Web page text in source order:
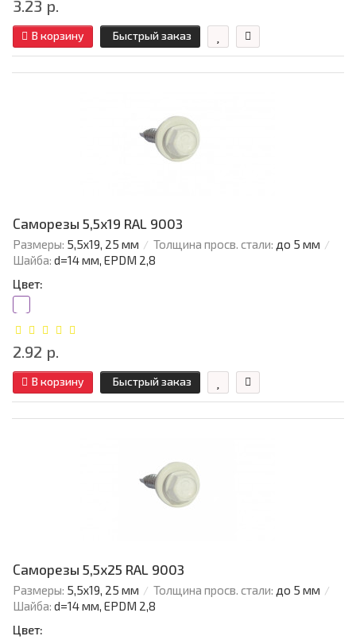
3.23 р.
В корзину Быстрый заказ
Саморезы 5,5х19 RAL 9003
Размеры: 5,5х19, 25 мм Толщина просв. стали: до 5 мм
Шайба: d=14 мм, EPDM 2,8
Цвет:
2.92 р.
В корзину Быстрый заказ
Саморезы 5,5х25 RAL 9003
Размеры: 5,5х19, 25 мм Толщина просв. стали: до 5 мм
Шайба: d=14 мм, EPDM 2,8
Цвет: